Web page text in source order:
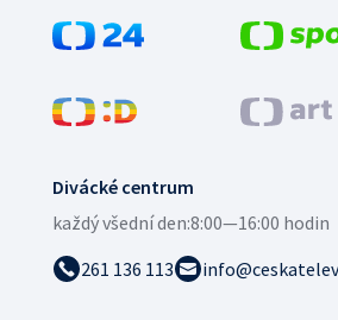
Divácké centrum
každý všední den:8:00—16:00 hodin
261 136 113